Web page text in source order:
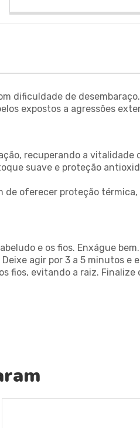
dificuldade de
expostos a agressões
recuperando a vitalidade
suave e proteção
de oferecer proteção
e os fios. Enxágue bem.
agir por 3 a 5 minutos e
fios, evitando a raiz. Finalize